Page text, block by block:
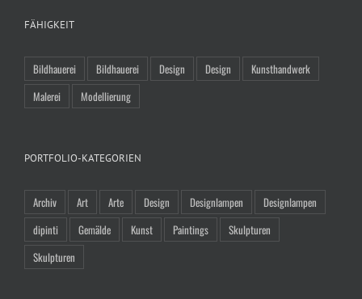
FÄHIGKEIT
Bildhauerei Bildhauerei Design Design
Kunsthandwerk
Malerei
Modellierung
PORTFOLIO-KATEGORIEN
Archiv Art Arte Design Designlampen
Designlampen
dipinti
Gemälde Kunst Paintings
Skulpturen
Skulpturen